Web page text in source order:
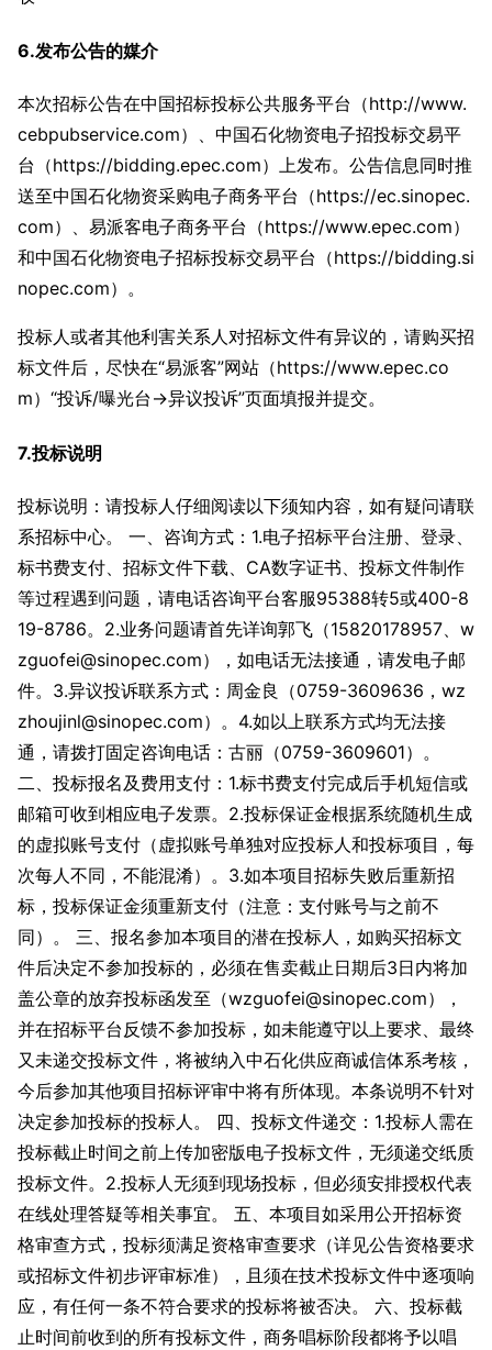
6.发布公告的媒介
本次招标公告在中国招标投标公共服务平台（http://www.
cebpubservice.com）、中国石化物资电子招投标交易平
台（https://bidding.epec.com）上发布。公告信息同时推
送至中国石化物资采购电子商务平台（https://ec.sinopec.
com）、易派客电子商务平台（https://www.epec.com）
和中国石化物资电子招标投标交易平台（https://bidding.si
nopec.com）。
投标人或者其他利害关系人对招标文件有异议的，请购买招
标文件后，尽快在“易派客”网站（https://www.epec.co
m）“投诉/曝光台→异议投诉”页面填报并提交。
7.投标说明
投标说明：请投标人仔细阅读以下须知内容，如有疑问请联
系招标中心。 一、咨询方式：1.电子招标平台注册、登录、
标书费支付、招标文件下载、CA数字证书、投标文件制作
等过程遇到问题，请电话咨询平台客服95388转5或400-8
19-8786。2.业务问题请首先详询郭飞（15820178957、w
zguofei@sinopec.com），如电话无法接通，请发电子邮
件。3.异议投诉联系方式：周金良（0759-3609636，wz
zhoujinl@sinopec.com）。4.如以上联系方式均无法接
通，请拨打固定咨询电话：古丽（0759-3609601）。
二、投标报名及费用支付：1.标书费支付完成后手机短信或
邮箱可收到相应电子发票。2.投标保证金根据系统随机生成
的虚拟账号支付（虚拟账号单独对应投标人和投标项目，每
次每人不同，不能混淆）。3.如本项目招标失败后重新招
标，投标保证金须重新支付（注意：支付账号与之前不
同）。 三、报名参加本项目的潜在投标人，如购买招标文
件后决定不参加投标的，必须在售卖截止日期后3日内将加
盖公章的放弃投标函发至（wzguofei@sinopec.com），
并在招标平台反馈不参加投标，如未能遵守以上要求、最终
又未递交投标文件，将被纳入中石化供应商诚信体系考核，
今后参加其他项目招标评审中将有所体现。本条说明不针对
决定参加投标的投标人。 四、投标文件递交：1.投标人需在
投标截止时间之前上传加密版电子投标文件，无须递交纸质
投标文件。2.投标人无须到现场投标，但必须安排授权代表
在线处理答疑等相关事宜。 五、本项目如采用公开招标资
格审查方式，投标须满足资格审查要求（详见公告资格要求
或招标文件初步评审标准），且须在技术投标文件中逐项响
应，有任何一条不符合要求的投标将被否决。 六、投标截
止时间前收到的所有投标文件，商务唱标阶段都将予以唱